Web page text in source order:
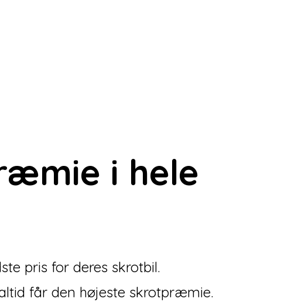
i hele
pris for deres skrotbil.
får den højeste skrotpræmie.